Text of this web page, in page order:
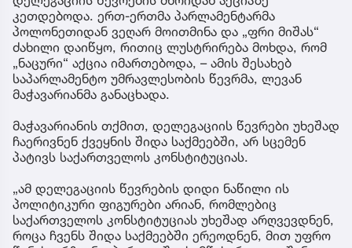
კეთდებოდა. ერთ-ერთმა პარლამენტარმა
პოლონეთიდან ვეღარ მოითმინა და „ფრი მიშას“
ძახილი დაიწყო, რითიც ლუსტრირება მოხდა, რომ
„ნაცური“ აქცია იმართებოდა, – ამის შესახებ
საპარლამენტო უმრავლესობის წევრმა, ლევან
მაჭავარიანმა განაცხადა.
მაჭავარიანის თქმით, დელეგაციის წევრები უხეშად
ჩაერივნენ ქვეყნის შიდა საქმეებში, არ სცემენ
პატივს საქართველოს კონსტიტუციას.
„ამ დელეგაციის წევრების დიდი ნაწილი ის
პოლიტიკური ფიგურები არიან, რომლებიც
საქართველოს კონსტიტუციას უხეშად არღვევდნენ,
როცა ჩვენს შიდა საქმეებში ერეოდნენ, მით უფრო